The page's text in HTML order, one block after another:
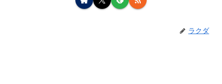
ラクダ